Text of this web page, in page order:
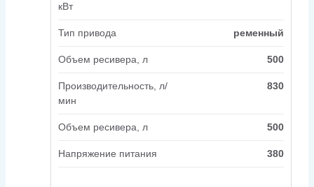
кВт
Тип привода ременный
Объем ресивера, л 500
Производительность, л/
мин
830
Объем ресивера, л 500
Напряжение питания 380